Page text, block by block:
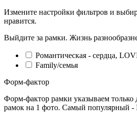
Измените настройки фильтров и
нравится.
Выйдите за рамки. Жизнь
Романтическая - сердца,
Family/семья
Форм-фактор
Форм-фактор рамки указываем только
рамок на 1 фото. Самый популярный -